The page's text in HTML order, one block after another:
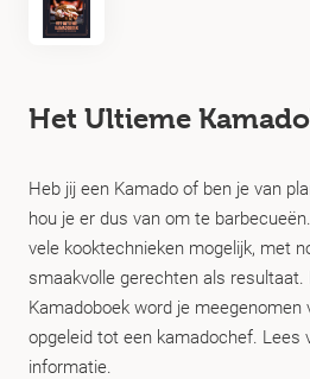
Het Ultieme
Heb jij een Kamado of ben je van
hou je er dus van om te
vele kooktechnieken mogelijk, met
smaakvolle gerechten als
Kamadoboek word je meegenomen
opgeleid tot een kamadochef. Lees
informatie.